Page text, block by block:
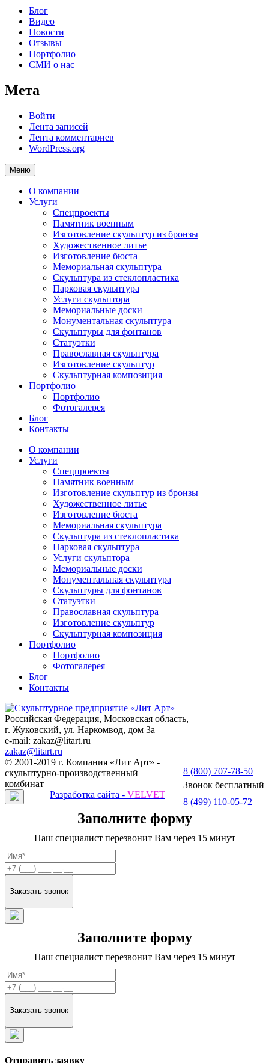
Блог
Видео
Новости
Отзывы
Портфолио
СМИ о нас
Мета
Войти
Лента записей
Лента комментариев
WordPress.org
Меню
О компании
Услуги
Спецпроекты
Памятник военным
Изготовление скульптур из бронзы
Художественное литье
Изготовление бюста
Мемориальная скульптура
Скульптура из стеклопластика
Парковая скульптура
Услуги скульптора
Мемориальные доски
Монументальная скульптура
Скульптуры для фонтанов
Статуэтки
Православная скульптура
Изготовление скульптур
Скульптурная композиция
Портфолио
Портфолио
Фотогалерея
Блог
Контакты
О компании
Услуги
Спецпроекты
Памятник военным
Изготовление скульптур из бронзы
Художественное литье
Изготовление бюста
Мемориальная скульптура
Скульптура из стеклопластика
Парковая скульптура
Услуги скульптора
Мемориальные доски
Монументальная скульптура
Скульптуры для фонтанов
Статуэтки
Православная скульптура
Изготовление скульптур
Скульптурная композиция
Портфолио
Портфолио
Фотогалерея
Блог
Контакты
Российская Федерация, Московская область,
г. Жуковский, ул. Наркомвод, дом 3а
e-mail: zakaz@litart.ru
zakaz@litart.ru
8 (800) 707-78-50
Звонок бесплатный
8 (499) 110-05-72
© 2001-2019 г. Компания «Лит Арт» -
скульптурно-производственный
комбинат
Разработка сайта - VELVET
Заполните форму
Наш специалист перезвонит Вам через 15 минут
Заполните форму
Наш специалист перезвонит Вам через 15 минут
Отправить заявку